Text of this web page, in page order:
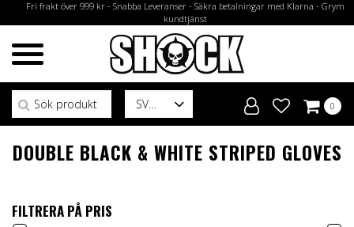
Fri frakt över 999 kr - Snabba Leveranser - Säkra betalningar med Klarna - Grym
kundtjänst
SV
Sök efter:
0
DOUBLE BLACK & WHITE STRIPED GLOVES
FILTRERA PÅ PRIS